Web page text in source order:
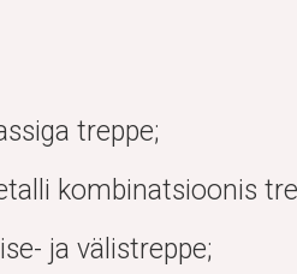
treppe;
kombinatsioonis
ja välistreppe;